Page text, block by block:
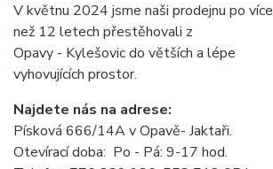
V květnu 2024 jsme naši prodejnu po více
než 12 letech přestěhovali z
Opavy - Kylešovic do větších a lépe
vyhovujících prostor.
Najdete nás na adrese:
Písková 666/14A v Opavě- Jaktaři.
Otevírací doba: Po - Pá: 9-17 hod.